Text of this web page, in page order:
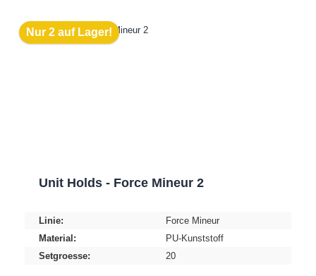
Nur 2 auf Lager!
Unit Holds - Force Mineur 2
Linie:
Force Mineur
Material:
PU-Kunststoff
Setgroesse:
20